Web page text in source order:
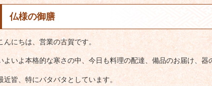
仏様の御膳
んにちは、営業の古賀です。
よいよ本格的な寒さの中、今日も料理の配達、備品のお届け、
近皆、特にバタバタとしています。